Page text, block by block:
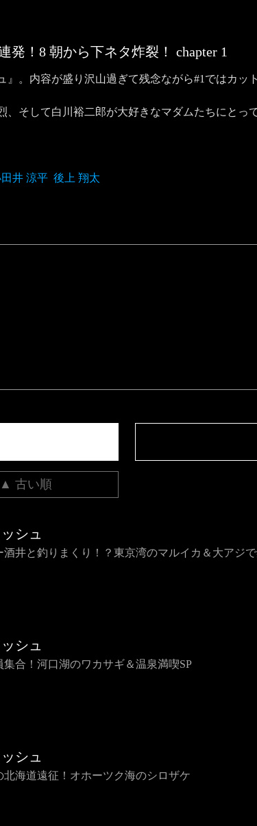
発！8 朝から下ネタ炸裂！ chapter 1
。内容が盛り沢山過ぎて残念ながら#1ではカ
、そして白川裕二郎が大好きなマダムたちにと
井 涼平 後上 翔太
▲ 古い順
シュ
酒井と釣りまくり！？東京湾のマルイカ＆大アジ
シュ
集合！河口湖のワカサギ＆温泉満喫SP
シュ
北海道遠征！オホーツク海のシロザケ